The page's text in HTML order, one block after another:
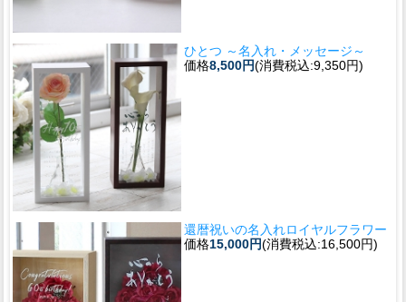
ひとつ ～名入れ・メッセージ～
価格8,500円(消費税込:9,350円)
還暦祝いの名入れロイヤルフラワー
価格15,000円(消費税込:16,500円)